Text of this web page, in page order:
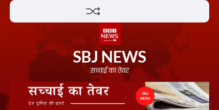
Skip
SBJ NEWS
सच्चाई का तेवर